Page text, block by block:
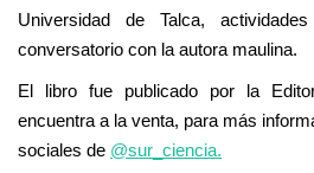
Universidad de Talca,
conversatorio con la autora maulina.
El libro fue publicado por la
encuentra a la venta, para más
sociales de @sur_ciencia.